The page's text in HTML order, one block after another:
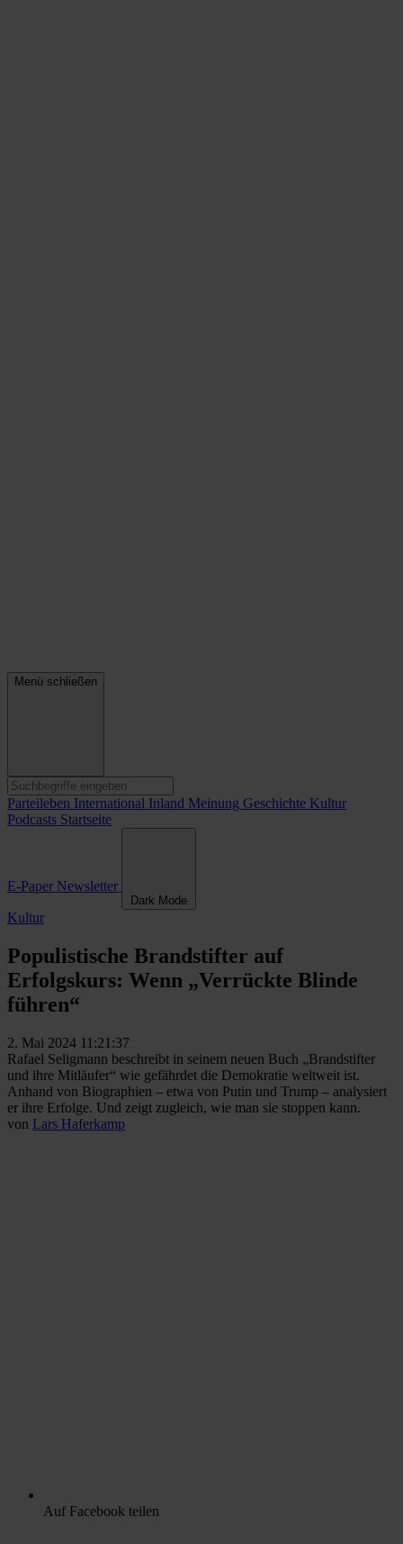
Menü schließen
Parteileben International Inland Meinung Geschichte Kultur
Podcasts Startseite
E-Paper Newsletter
Dark Mode
Kultur
Populistische Brandstifter auf
Erfolgskurs: Wenn „Verrückte Blinde
führen“
2. Mai 2024 11:21:37
Rafael Seligmann beschreibt in seinem neuen Buch „Brandstifter
und ihre Mitläufer“ wie gefährdet die Demokratie weltweit ist.
Anhand von Biographien – etwa von Putin und Trump – analysiert
er ihre Erfolge. Und zeigt zugleich, wie man sie stoppen kann.
von Lars Haferkamp
Auf Facebook teilen